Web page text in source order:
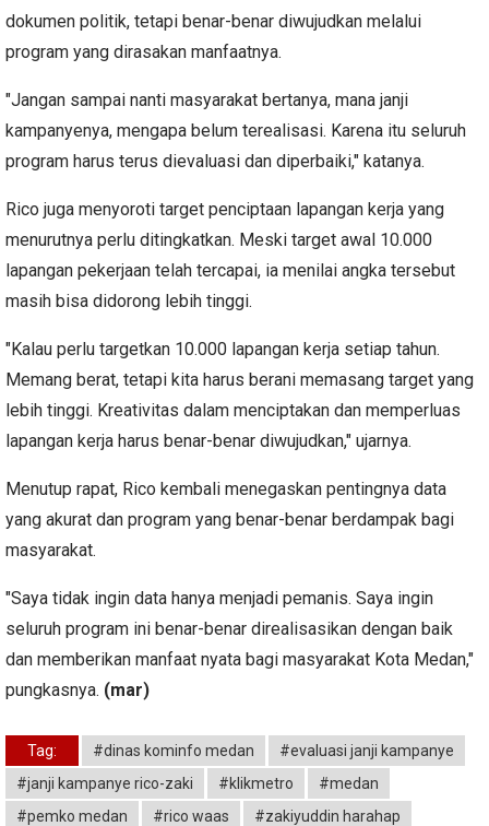
dokumen politik, tetapi benar-benar diwujudkan melalui
program yang dirasakan manfaatnya.
"Jangan sampai nanti masyarakat bertanya, mana janji
kampanyenya, mengapa belum terealisasi. Karena itu seluruh
program harus terus dievaluasi dan diperbaiki," katanya.
Rico juga menyoroti target penciptaan lapangan kerja yang
menurutnya perlu ditingkatkan. Meski target awal 10.000
lapangan pekerjaan telah tercapai, ia menilai angka tersebut
masih bisa didorong lebih tinggi.
"Kalau perlu targetkan 10.000 lapangan kerja setiap tahun.
Memang berat, tetapi kita harus berani memasang target yang
lebih tinggi. Kreativitas dalam menciptakan dan memperluas
lapangan kerja harus benar-benar diwujudkan," ujarnya.
Menutup rapat, Rico kembali menegaskan pentingnya data
yang akurat dan program yang benar-benar berdampak bagi
masyarakat.
"Saya tidak ingin data hanya menjadi pemanis. Saya ingin
seluruh program ini benar-benar direalisasikan dengan baik
dan memberikan manfaat nyata bagi masyarakat Kota Medan,"
pungkasnya. (mar)
Tag: #dinas kominfo medan
#evaluasi janji kampanye
#janji kampanye rico-zaki
#klikmetro
#medan
#pemko medan
#rico waas #zakiyuddin harahap